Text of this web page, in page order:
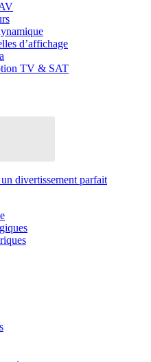
d’affichage
TV & SAT
divertissement parfait